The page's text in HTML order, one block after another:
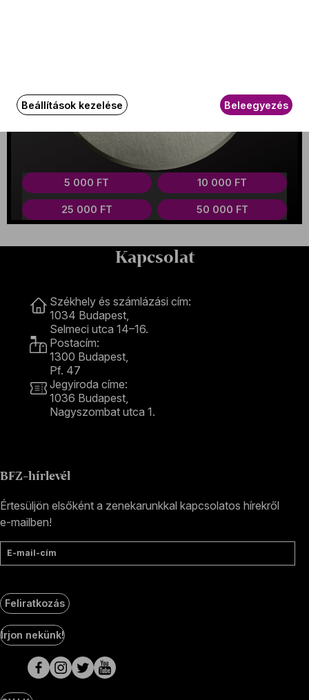
100%
Projekt zárul:
2023. December 26.
Teljes összeg:
5 000 000 FT
Hiányzó összeg:
0 FT
5 000 FT 10 000 FT
25 000 FT 50 000 FT
Kapcsolat
Székhely és számlázási cím:
1034 Budapest,
Selmeci utca 14–16.
Postacím:
1300 Budapest,
Pf. 47
Jegyiroda címe:
1036 Budapest,
Nagyszombat utca 1.
BFZ-hírlevél
Értesüljön elsőként a zenekarunkkal kapcsolatos hírekről
e-mailben!
E-mail-cím
Feliratkozás
Social
Media
oldalak
Írjon nekünk!
Beállítások kezelése Beleegyezés